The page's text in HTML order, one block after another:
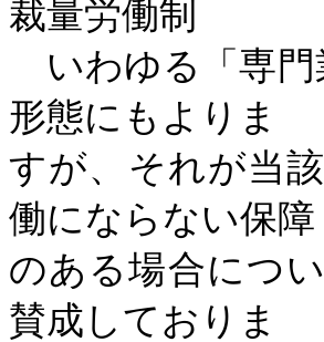
裁量労働制
いわゆる「専門
形態にもよりま
すが、それが当
働にならない保障
のある場合につ
賛成しておりま